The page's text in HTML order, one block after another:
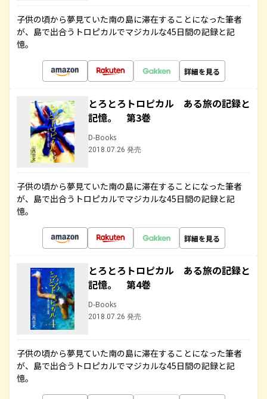
子供の頃から夢見ていた南の島に滞在することになった筆者
が、島で出合うトロピカルでマジカルな45日間の記録と記
憶。
詳細を見る
とろとろトロピカル ある旅の記録と
記憶。 第3巻
D-Books
2018.07.26 発売
子供の頃から夢見ていた南の島に滞在することになった筆者
が、島で出合うトロピカルでマジカルな45日間の記録と記
憶。
詳細を見る
とろとろトロピカル ある旅の記録と
記憶。 第4巻
D-Books
2018.07.26 発売
子供の頃から夢見ていた南の島に滞在することになった筆者
が、島で出合うトロピカルでマジカルな45日間の記録と記
憶。